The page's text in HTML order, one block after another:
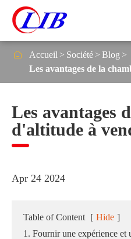
 Accueil Société
Blog
Les avantages de la
Les avantages
d'altitude à
Apr 24 2024
Table of Content [ Hide ]
1. Fournir une expérience et